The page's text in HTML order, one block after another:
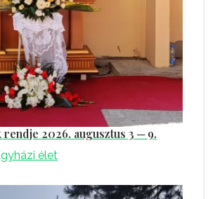
rendje 2026. augusztus 3 ─ 9.
élet